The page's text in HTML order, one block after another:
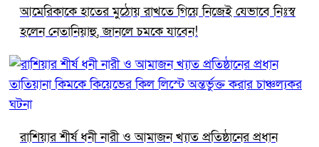
আমেরিকাকে হাতের মুঠোয় রাখতে গিয়ে নিজেই যেভাবে নিঃস্ব
হলেন নেতানিয়াহু, জানলে চমকে যাবেন!
রাশিয়ার শীর্ষ ধনী নারী ও আমাজন খ্যাত প্রতিষ্ঠানের প্রধান